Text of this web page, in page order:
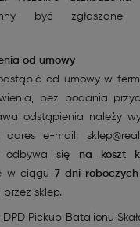
być zgłaszane
od umowy
od umowy w
bez podania
odstąpienia należy
e-mail:
odbywa się
na koszt
w ciągu 7 dni roboczych
sklep.
Pickup Batalionu